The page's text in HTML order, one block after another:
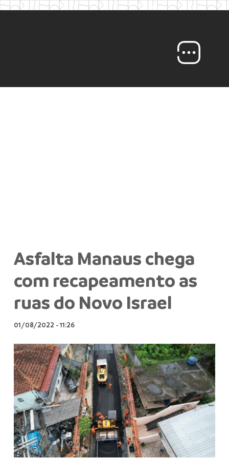
Asfalta Manaus chega
com recapeamento as
ruas do Novo Israel
01/08/2022 -11:26